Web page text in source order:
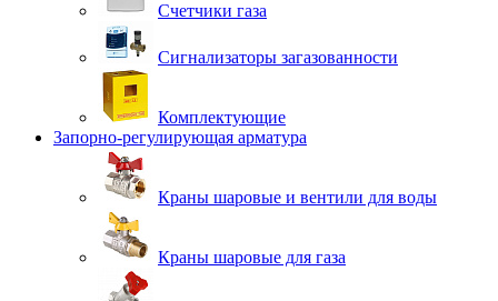
Счетчики газа
Сигнализаторы загазованности
Комплектующие
Запорно-регулирующая арматура
Краны шаровые и вентили для воды
Краны шаровые для газа